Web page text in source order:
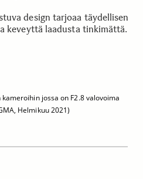
design tarjoaa täydellisen
keveyttä laadusta tinkimättä.
jossa on F2.8 valovoima
Helmikuu 2021)